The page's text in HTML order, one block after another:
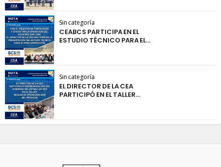
Sin categoría
CEABCS PARTICIPA EN EL
ESTUDIO TÉCNICO PARA EL...
Sin categoría
EL DIRECTOR DE LA CEA
PARTICIPÓ EN EL TALLER...